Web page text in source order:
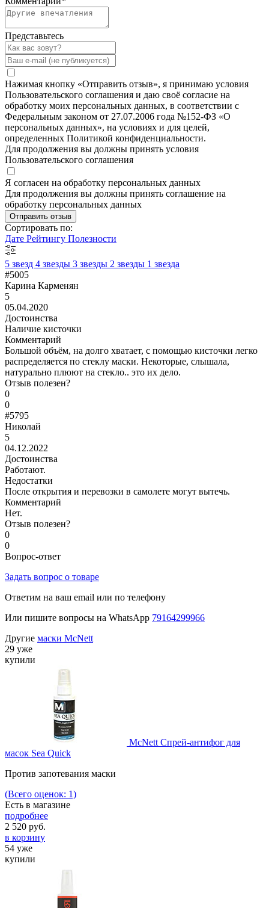
Представьтесь
Нажимая кнопку «Отправить отзыв», я принимаю условия
Пользовательского соглашения и даю своё согласие на
обработку моих персональных данных, в соответствии с
Федеральным законом от 27.07.2006 года №152-ФЗ «О
персональных данных», на условиях и для целей,
определенных Политикой конфиденциальности.
Для продолжения вы должны принять условия
Пользовательского соглашения
Я согласен на обработку персональных данных
Для продолжения вы должны принять соглашение на
обработку персональных данных
Отправить отзыв
Сортировать по:
Дате Рейтингу Полезности
5 звезд 4 звезды 3 звезды 2 звезды 1 звезда
#5005
Карина Карменян
5
05.04.2020
Достоинства
Наличие кисточки
Комментарий
Большой объём, на долго хватает, с помощью кисточки легко
распределяется по стеклу маски. Некоторые, слышала,
натурально плюют на стекло.. это их дело.
Отзыв полезен?
0
0
#5795
Николай
5
04.12.2022
Достоинства
Работают.
Недостатки
После открытия и перевозки в самолете могут вытечь.
Комментарий
Нет.
Отзыв полезен?
0
0
Вопрос-ответ
Задать вопрос о товаре
Ответим на ваш email или по телефону
Или пишите вопросы на WhatsApp 79164299966
Другие маски McNett
29 уже
купили
McNett Спрей-антифог для
масок Sea Quick
Против запотевания маски
(Всего оценок: 1)
Есть в магазине
подробнее
2 520 руб.
в корзину
54 уже
купили